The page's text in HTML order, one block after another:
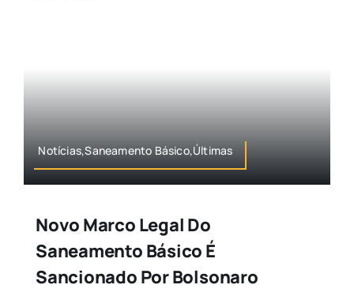
Notícias,Saneamento Básico,Últimas
Novo Marco Legal Do
Saneamento Básico É
Sancionado Por Bolsonaro